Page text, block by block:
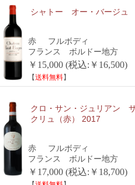
シャトー オー・バージュ
赤
フルボディ
フランス ボルドー地方
￥15,000 (税込:￥16,500)
【送料無料】
クロ・サン・ジュリアン
クリュ（赤） 2017
赤
フルボディ
フランス ボルドー地方
￥17,000 (税込:￥18,700)